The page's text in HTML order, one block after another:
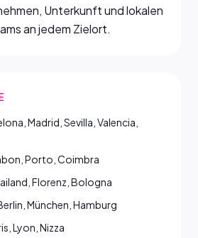
Unterkunft und lokalen
an jedem Zielort.
Madrid, Sevilla, Valencia,
Porto, Coimbra
Florenz, Bologna
München, Hamburg
Lyon, Nizza